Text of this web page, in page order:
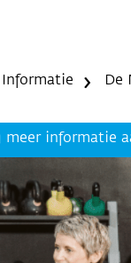
Informatie De
meer informatie